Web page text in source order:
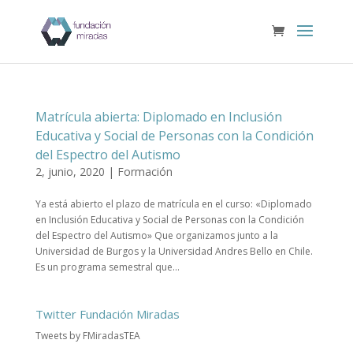
Matrícula abierta: Diplomado en Inclusión
Educativa y Social de Personas con la Condición
del Espectro del Autismo
2, junio, 2020 | Formación
Ya está abierto el plazo de matrícula en el curso: «Diplomado
en Inclusión Educativa y Social de Personas con la Condición
del Espectro del Autismo» Que organizamos junto a la
Universidad de Burgos y la Universidad Andres Bello en Chile.
Es un programa semestral que...
Twitter Fundación Miradas
Tweets by FMiradasTEA